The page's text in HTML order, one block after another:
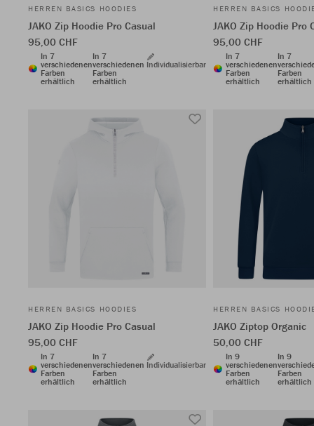
HERREN BASICS HOODIES
JAKO Zip Hoodie Pro Casual
95,00 CHF
In 7
verschiedenen
Farben
erhältlich
In 7
verschiedenen
Farben
erhältlich
Individualisierbar
HERREN BASICS
JAKO Zip Hoodie Pro
95,00 CHF
In 7
verschiedenen
Farben
erhältlich
In 7
Farben
erhältlich
HERREN BASICS HOODIES
JAKO Zip Hoodie Pro Casual
95,00 CHF
In 7
verschiedenen
Farben
erhältlich
In 7
verschiedenen
Farben
erhältlich
Individualisierbar
HERREN BASICS
JAKO Ziptop Organic
50,00 CHF
In 9
verschiedenen
Farben
erhältlich
In 9
Farben
erhältlich